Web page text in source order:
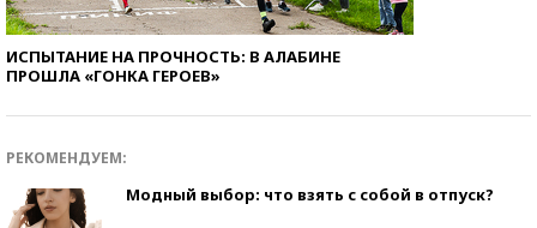
ИСПЫТАНИЕ НА ПРОЧНОСТЬ: В АЛАБИНЕ
ПРОШЛА «ГОНКА ГЕРОЕВ»
РЕКОМЕНДУЕМ:
Модный выбор: что взять с собой в отпуск?